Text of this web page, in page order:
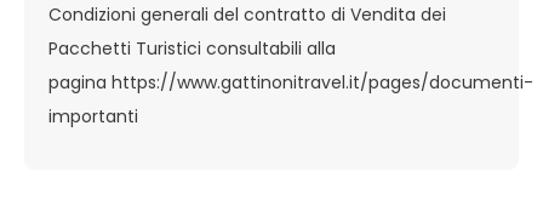
Condizioni generali del contratto di Vendita dei
Pacchetti Turistici consultabili alla
pagina https://www.gattinonitravel.it/pages/documenti-
importanti